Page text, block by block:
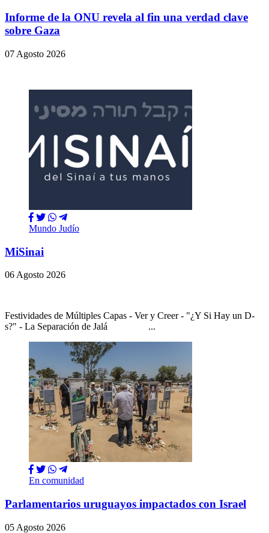
Informe de la ONU revela al fin una verdad clave
sobre Gaza
07 Agosto 2026
Mundo Judío
MiSinai
06 Agosto 2026
Festividades de Múltiples Capas - Ver y Creer - "¿Y Si Hay un D-
s?" - La Separación de Jalá ...
En comunidad
Parlamentarios uruguayos impactados con Israel
05 Agosto 2026